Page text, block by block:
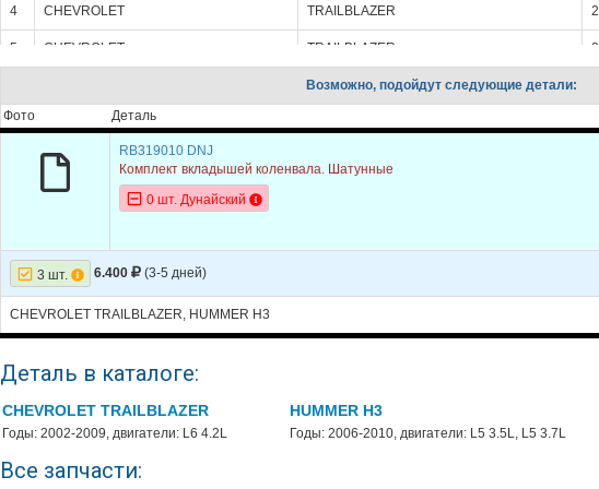
4 CHEVROLET TRAILBLAZER
5 CHEVROLET TRAILBLAZER
TRAILBLAZER
7 CHEVROLET
CHEVROLET
HUMMER
11 HUMMER
12 HUMMER
Возможно, подойдут следующие детали:
Фото
Деталь
RB319010 DNJ
Комплект вкладышей коленвала. Шатунные
0 шт. Дунайский
3 шт. 6.400 (3-5 дней)
CHEVROLET TRAILBLAZER, HUMMER H3
Деталь в каталоге:
CHEVROLET TRAILBLAZER
Годы: 2002-2009, двигатели: L6 4.2L
HUMMER H3
Годы: 2006-2010, двигатели: L5 3.5L, L5 3.7L
Все запчасти: